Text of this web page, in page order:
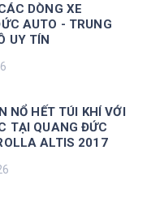
DÒNG XE
AUTO - TRUNG
UY TÍN
NỔ HẾT TÚI KHÍ VỚI
TẠI QUANG ĐỨC
ALTIS 2017